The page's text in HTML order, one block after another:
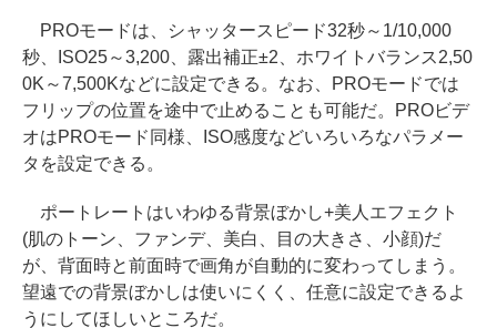
PROモードは、シャッタースピード32秒～1/10,000
秒、ISO25～3,200、露出補正±2、ホワイトバランス2,50
0K～7,500Kなどに設定できる。なお、PROモードでは
フリップの位置を途中で止めることも可能だ。PROビデ
オはPROモード同様、ISO感度などいろいろなパラメー
タを設定できる。
ポートレートはいわゆる背景ぼかし+美人エフェクト
(肌のトーン、ファンデ、美白、目の大きさ、小顔)だ
が、背面時と前面時で画角が自動的に変わってしまう。
望遠での背景ぼかしは使いにくく、任意に設定できるよ
うにしてほしいところだ。